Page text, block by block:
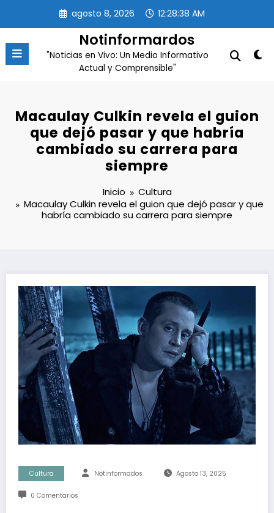
contenido
agosto 8, 2026 12:28:39 AM
Notinformardos
"Noticias en Vivo: Un Medio Informativo
Actual y Comprensible"
Macaulay Culkin revela el guion
que dejó pasar y que habría
cambiado su carrera para
siempre
Inicio
Cultura
Macaulay Culkin revela el guion que dejó pasar y que
habría cambiado su carrera para siempre
Cultura Notinformados Agosto 13, 2025
0 Comentarios